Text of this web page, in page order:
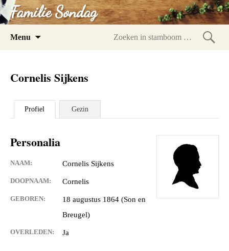
Familie Sondag
Menu
Cornelis Sijkens
Profiel Gezin
Personalia
NAAM: Cornelis Sijkens
DOOPNAAM: Cornelis
GEBOREN:
18 augustus 1864 (Son en
Breugel)
OVERLEDEN: Ja